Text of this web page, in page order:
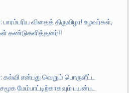
பாரம்பரிய விதைத் திருவிழா! உழவர்கள்,
கண்டுகளித்தனர்!!
கல்வி என்பது வெறும் பொருளீட்ட
மேம்பாட்டிற்காகவும் பயன்பட